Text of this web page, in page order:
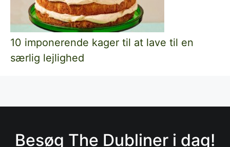
10 imponerende kager til at lave til en
særlig lejlighed
Besøg The Dubliner i dag!